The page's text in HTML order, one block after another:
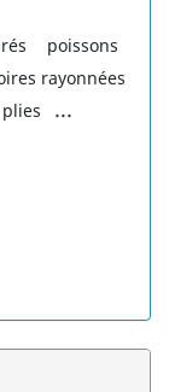
poissons
rayonnées
plies ...